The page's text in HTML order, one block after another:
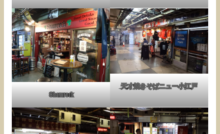
Shamrock
天才焼きそばニュー小江戸